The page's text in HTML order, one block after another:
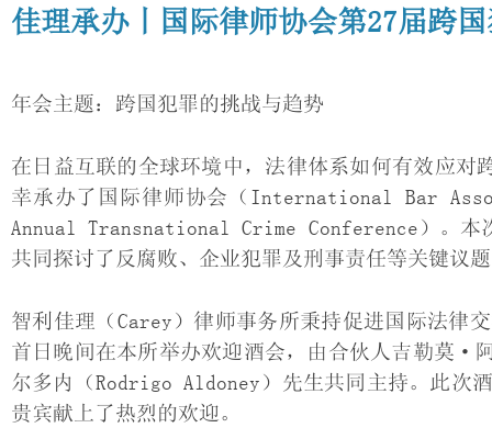
佳理承办丨国际律师协会第27届跨
年会主题：跨国犯罪的挑战与趋势
在日益互联的全球环境中，法律体系如何有效应对
幸承办了国际律师协会（International Bar
Annual Transnational Crime Conference）。本
共同探讨了反腐败、企业犯罪及刑事责任等关键议
智利佳理（Carey）律师事务所秉持促进国际法律
首日晚间在本所举办欢迎酒会，由合伙人吉勒莫
尔多内（Rodrigo Aldoney）先生共同主持。此次
贵宾献上了热烈的欢迎。